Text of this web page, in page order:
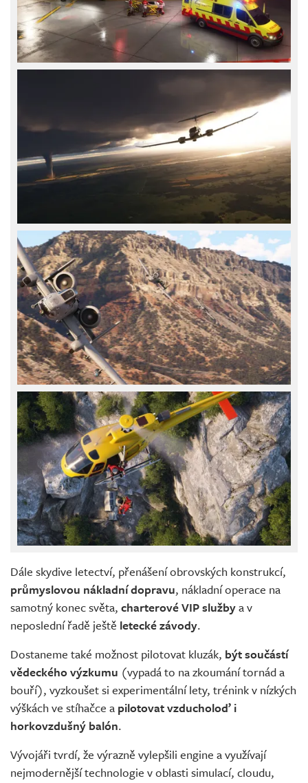
Dále skydive letectví, přenášení obrovských konstrukcí,
průmyslovou nákladní dopravu, nákladní operace na
samotný konec světa, charterové VIP službya v
neposlední řadě ještě letecké závody.
Dostaneme také možnost pilotovat kluzák, být součástí
vědeckého výzkumu (vypadá to na zkoumání tornád a
bouří), vyzkoušet si experimentální lety, trénink v nízkých
výškách ve stíhačce a pilotovat vzducholoď i
horkovzdušný balón.
Vývojáři tvrdí, že výrazně vylepšili engine a využívají
nejmodernější technologie v oblasti simulací, cloudu,